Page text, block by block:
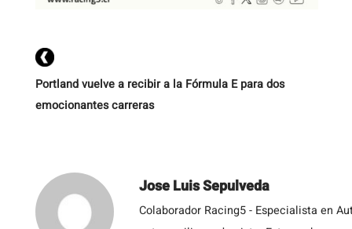
Portland vuelve a recibir a la Fórmula E para dos
emocionantes carreras
Jose Luis Sepulveda
Colaborador Racing5 - Especialista en